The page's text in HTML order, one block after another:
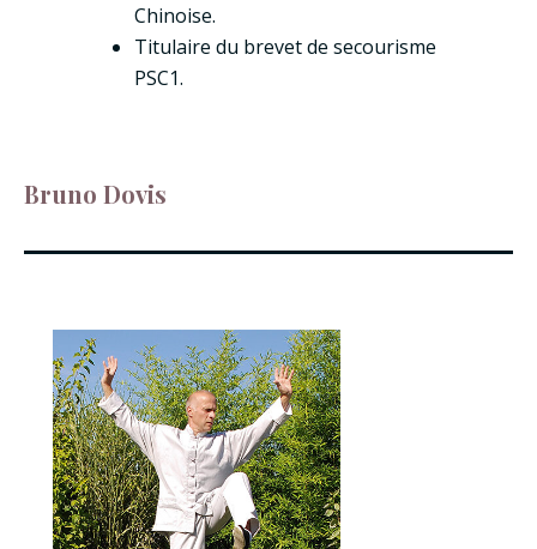
Chinoise.
Titulaire du brevet de secourisme
PSC1.
Bruno Dovis